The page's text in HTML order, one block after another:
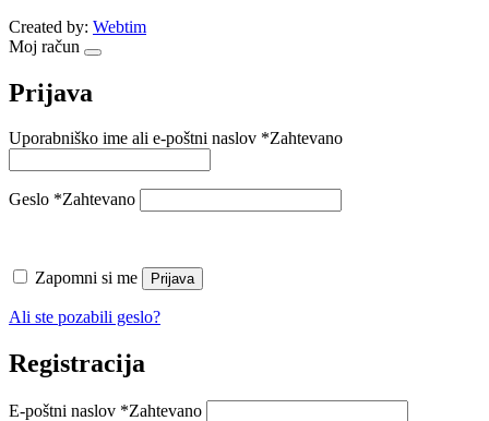
Created by: Webtim
Moj račun
Prijava
Uporabniško ime ali e-poštni naslov *Zahtevano
Geslo *Zahtevano
Zapomni si me Prijava
Ali ste pozabili geslo?
Registracija
E-poštni naslov *Zahtevano